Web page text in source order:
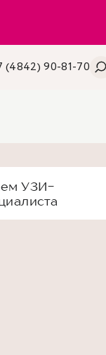
(4842) 90-81-70
УЗИ-